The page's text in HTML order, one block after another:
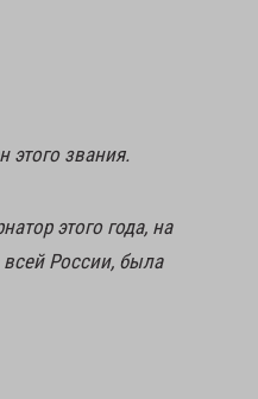
этого звания.
этого года, на
России, была